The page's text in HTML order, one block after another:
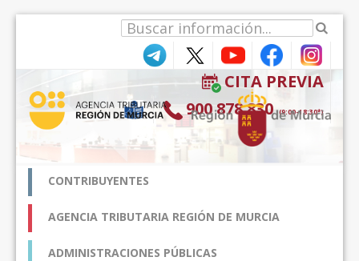
CITA PREVIA
900 878 830 (9:00-18:30*)
CONTRIBUYENTES
AGENCIA TRIBUTARIA REGIÓN DE MURCIA
ADMINISTRACIONES PÚBLICAS